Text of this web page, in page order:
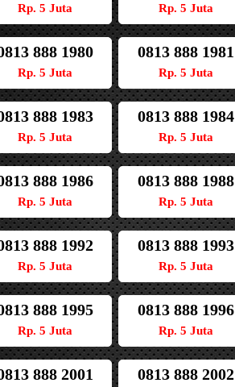
Rp. 5 Juta Rp. 5 Juta
888 1980
Rp. 5 Juta
0813 888 1981
Rp. 5 Juta
888 1983
Rp. 5 Juta
0813 888 1984
Rp. 5 Juta
888 1986
Rp. 5 Juta
0813 888 1988
Rp. 5 Juta
888 1992
Rp. 5 Juta
0813 888 1993
Rp. 5 Juta
888 1995
Rp. 5 Juta
0813 888 1996
Rp. 5 Juta
888 2001 0813 888 2002